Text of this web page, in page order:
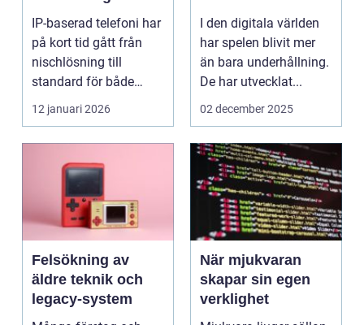
IP-baserad telefoni har
på kort tid gått från
nischlösning till
standard för både
företag och privat...
12 januari 2026
I den digitala världen
har spelen blivit mer
än bara underhållning.
De har utvecklat...
02 december 2025
Felsökning av
äldre teknik och
legacy-system
När mjukvaran
skapar sin egen
verklighet